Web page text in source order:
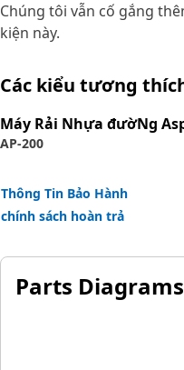
Chúng tôi vẫn cố gắng
kiện này.
Các kiểu tương
Máy Rải Nhựa đườNg
AP-200
Thông Tin Bảo Hành
chính sách hoàn trả
Parts Diagrams